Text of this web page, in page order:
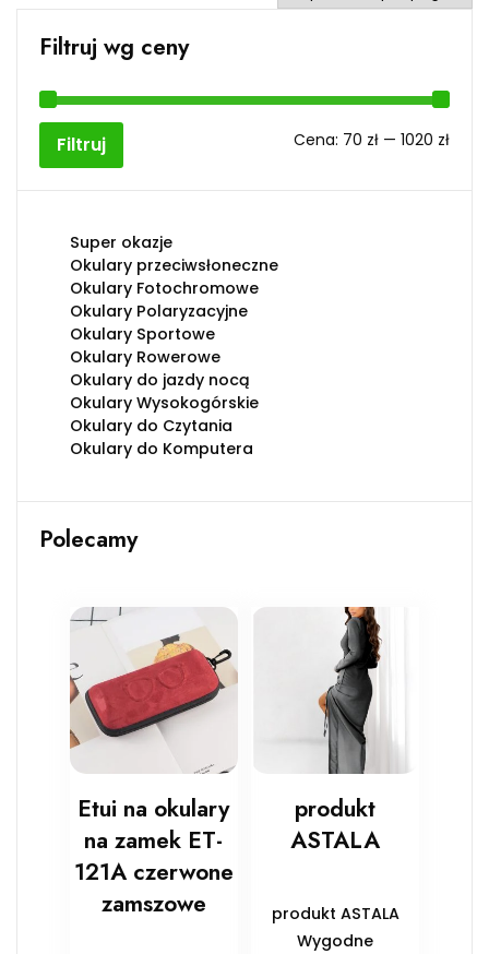
Filtruj wg ceny
Cena
Cena
Filtruj Cena: 70 zł — 1020 zł
Super okazje
Okulary przeciwsłoneczne
Okulary Fotochromowe
Okulary Polaryzacyjne
Okulary Sportowe
Okulary Rowerowe
Okulary do jazdy nocą
Okulary Wysokogórskie
Okulary do Czytania
Okulary do Komputera
Polecamy
Etui na okulary
na zamek ET-
121A czerwone
zamszowe
produkt
ASTALA
produkt ASTALA
Wygodne